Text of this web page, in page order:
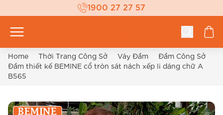
1900 27 27 57
Home Thời Trang Công Sở Váy Đầm
Đầm Công Sở
Đầm thiết kế BEMINE cổ tròn sát nách xếp li dáng chữ A
B565